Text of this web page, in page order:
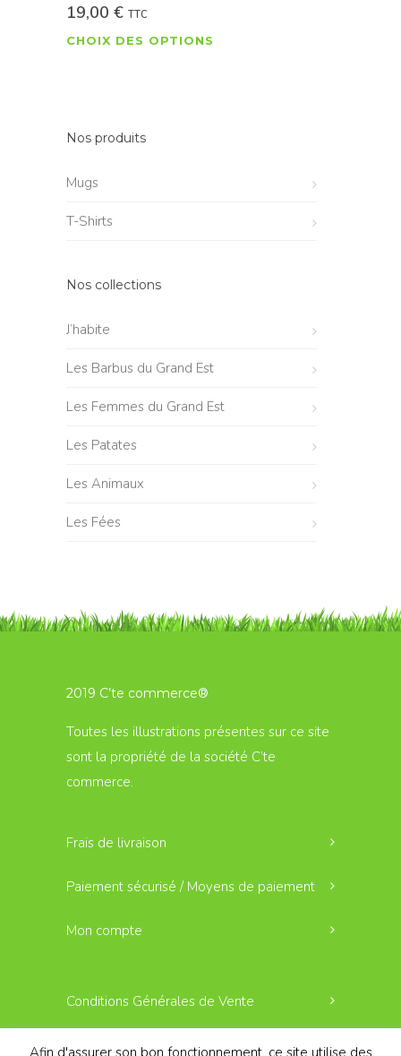
19,00 € TTC
CHOIX DES OPTIONS
Nos produits
Mugs
T-Shirts
Nos collections
J’habite
Les Barbus du Grand Est
Les Femmes du Grand Est
Les Patates
Les Animaux
Les Fées
2019 C’te commerce®
Toutes les illustrations présentes sur ce site
sont la propriété de la société C’te
commerce.
Frais de livraison
Paiement sécurisé / Moyens de paiement
Mon compte
Conditions Générales de Vente
Politique de confidentialité